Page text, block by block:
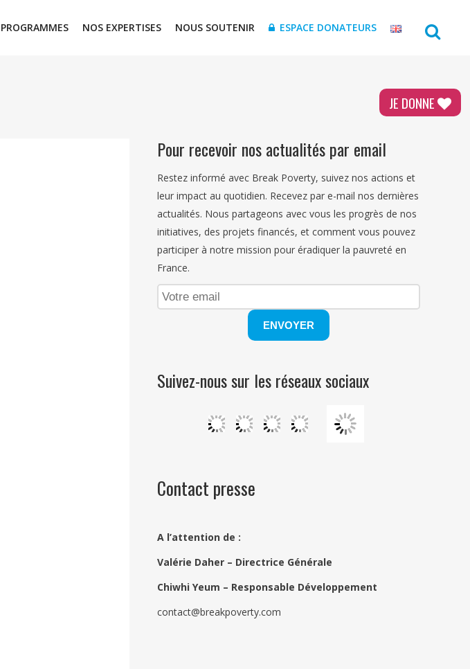
JE DONNE
NOS EXPERTISES NOUS SOUTENIR ESPACE DONATEURS
Pour recevoir nos actualités par email
Restez informé avec Break Poverty, suivez nos actions et
leur impact au quotidien. Recevez par e-mail nos dernières
actualités. Nous partageons avec vous les progrès de nos
initiatives, des projets financés, et comment vous pouvez
participer à notre mission pour éradiquer la pauvreté en
France.
Suivez-nous sur les réseaux sociaux
Contact presse
A l’attention de :
Valérie Daher – Directrice Générale
Chiwhi Yeum – Responsable Développement
contact@breakpoverty.com